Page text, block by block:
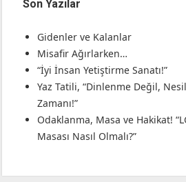
Son Yazılar
Gidenler ve Kalanlar
Misafir Ağırlarken…
“İyi İnsan Yetiştirme Sanatı!”
Yaz Tatili, “Dinlenme Değil,
Zamanı!”
Odaklanma, Masa ve Hakikat!
Masası Nasıl Olmalı?”